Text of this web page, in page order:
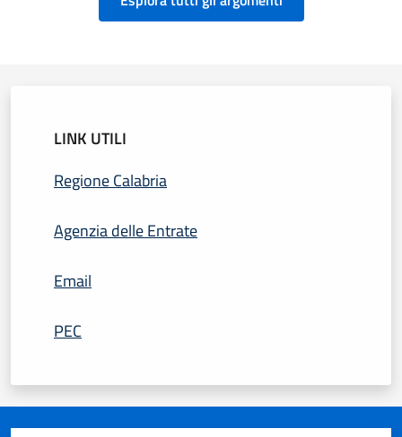
LINK UTILI
Regione Calabria
Agenzia delle Entrate
Email
PEC